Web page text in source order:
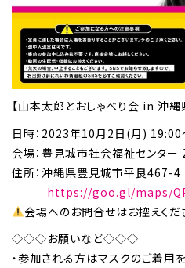
【山本太郎とおしゃべり会 in 沖縄
日時：2023年10月2日(月)
会場：豊見城市社会福祉センター
住所：沖縄県豊見城市平良467-4
https://goo.gl/maps/
会場へのお問合せはお控えくだ
◇◇◇お願いなど◇◇◇
・参加される方はマスクのご着用